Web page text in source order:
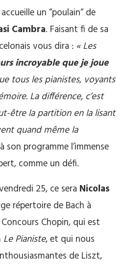
un “poulain“ de
Cambra. Faisant fi de sa
vous dira : « Les
incroyable que je joue
tous les pianistes, voyants
La différence, c’est
être la partition en la lisant
quand même la
son programme l’immense
comme un défi.
25, ce sera Nicolas
répertoire de Bach à
Chopin, qui est
Le Pianiste, et qui nous
de Liszt,